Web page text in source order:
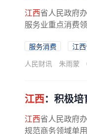
江西省人民政府
服务业重点消费
服务消费 江
人民财讯
朱雨蒙
江西：积极
江西省人民政府
规范商务领域单